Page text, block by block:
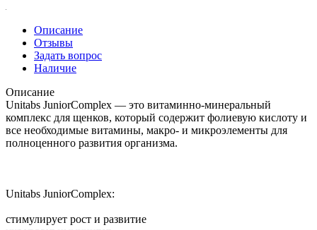
Описание
Отзывы
Задать вопрос
Наличие
Описание
Unitabs JuniorComplex — это витаминно-минеральный
комплекс для щенков, который содержит фолиевую кислоту и
все необходимые витамины, макро- и микроэлементы для
полноценного развития организма.
Unitabs JuniorComplex:
стимулирует рост и развитие